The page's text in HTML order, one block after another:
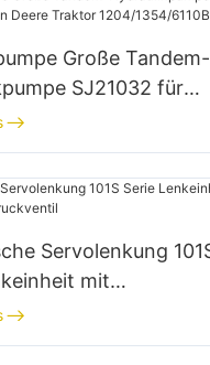
Große Tandem-
SJ21032 für
Traktor
6110B
Servolenkung
mit